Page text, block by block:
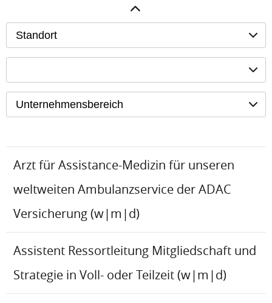
Standort
Unternehmensbereich
Arzt für Assistance-Medizin für unseren
weltweiten Ambulanzservice der ADAC
Versicherung (w|m|d)
Assistent Ressortleitung Mitgliedschaft und
Strategie in Voll- oder Teilzeit (w|m|d)